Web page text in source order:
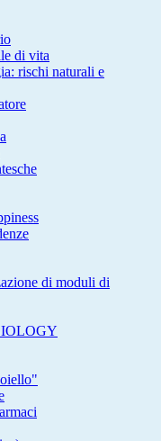
di vita
rischi naturali e
di moduli di